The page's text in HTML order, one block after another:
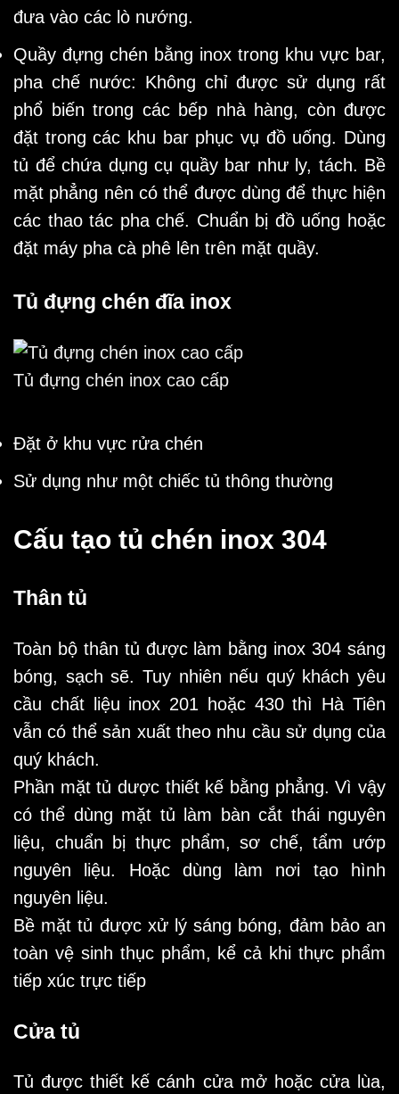
đưa vào các lò nướng.
Quầy đựng chén bằng inox trong khu vực bar,
pha chế nước: Không chỉ được sử dụng rất
phổ biến trong các bếp nhà hàng, còn được
đặt trong các khu bar phục vụ đồ uống. Dùng
tủ để chứa dụng cụ quầy bar như ly, tách. Bề
mặt phẳng nên có thể được dùng để thực hiện
các thao tác pha chế. Chuẩn bị đồ uống hoặc
đặt máy pha cà phê lên trên mặt quầy.
Tủ đựng chén đĩa inox
Tủ đựng chén inox cao cấp
Đặt ở khu vực rửa chén
Sử dụng như một chiếc tủ thông thường
Cấu tạo tủ chén inox 304
Thân tủ
Toàn bộ thân tủ được làm bằng inox 304 sáng
bóng, sạch sẽ. Tuy nhiên nếu quý khách yêu
cầu chất liệu inox 201 hoặc 430 thì Hà Tiên
vẫn có thể sản xuất theo nhu cầu sử dụng của
quý khách.
Phần mặt tủ dược thiết kế bằng phẳng. Vì vậy
có thể dùng mặt tủ làm bàn cắt thái nguyên
liệu, chuẩn bị thực phẩm, sơ chế, tẩm ướp
nguyên liệu. Hoặc dùng làm nơi tạo hình
nguyên liệu.
Bề mặt tủ được xử lý sáng bóng, đảm bảo an
toàn vệ sinh thục phẩm, kể cả khi thực phẩm
tiếp xúc trực tiếp
Cửa tủ
Tủ được thiết kế cánh cửa mở hoặc cửa lùa,